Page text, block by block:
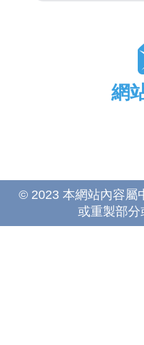
網
© 2023 本網站內容屬
或重製部